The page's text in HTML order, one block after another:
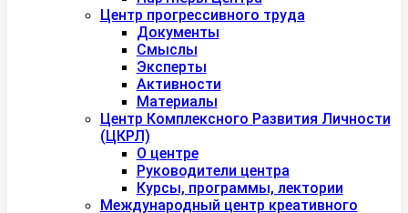
Центр прогрессивного труда
Документы
Смыслы
Эксперты
Активности
Материалы
Центр Комплексного Развития Личности
(ЦКРЛ)
О центре
Руководители центра
Курсы, программы, лектории
Международный центр креативного